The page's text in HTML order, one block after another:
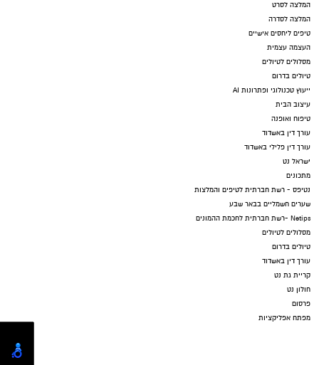
המלצה לסרט
המלצה לסדרה
טיפים ליחסים אישיים
העצמה עצמית
מסלולים לטיולים
טיולים בדרום
ייעוץ טכנולוגי ופתרונות AI
עיצוב הבית
טיפוח ואופנה
עורך דין באשדוד
עורך דין פלילי באשדוד
ישראל נט
מתכונים
נטיפס - רשת חברתית לטיפים והמלצות
שערים חשמליים בבאר שבע
Netips -רשת חברתית לחכמת ההמונים
מסלולים לטיולים
טיולים בדרום
עורך דין באשדוד
קריית גת נט
חולון נט
פרסום
מפתח אפליקציות